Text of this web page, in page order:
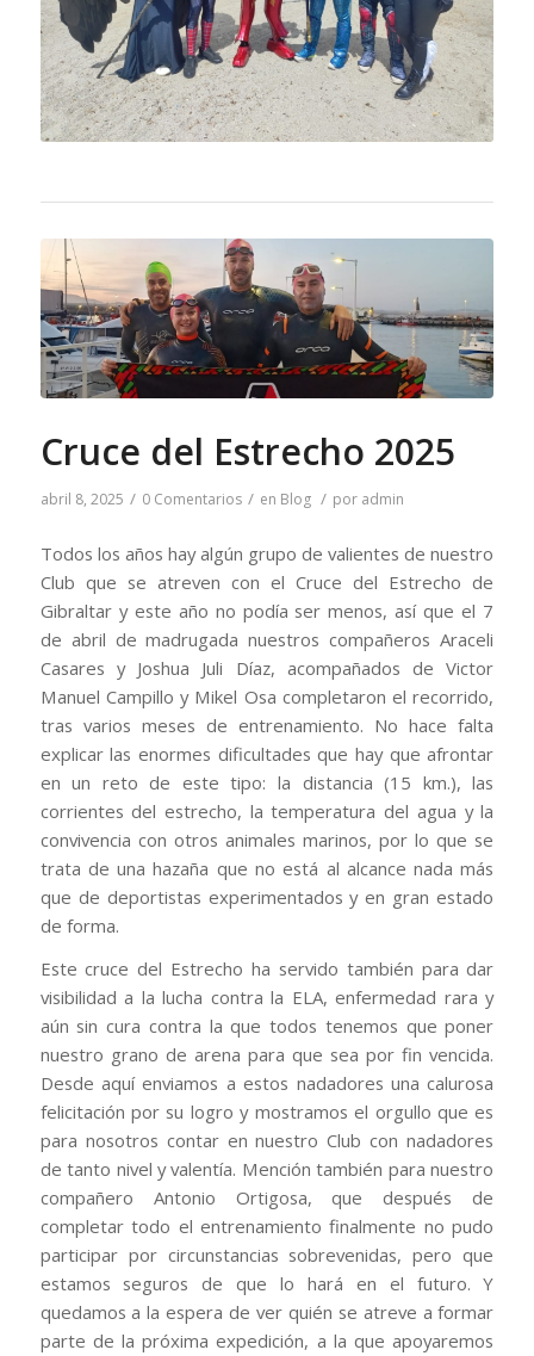
Cruce del Estrecho 2025
abril 8, 2025 / 0 Comentarios / en Blog / por admin
Todos los años hay algún grupo de valientes de nuestro
Club que se atreven con el Cruce del Estrecho de
Gibraltar y este año no podía ser menos, así que el 7
de abril de madrugada nuestros compañeros Araceli
Casares y Joshua Juli Díaz, acompañados de Victor
Manuel Campillo y Mikel Osa completaron el recorrido,
tras varios meses de entrenamiento. No hace falta
explicar las enormes dificultades que hay que afrontar
en un reto de este tipo: la distancia (15 km.), las
corrientes del estrecho, la temperatura del agua y la
convivencia con otros animales marinos, por lo que se
trata de una hazaña que no está al alcance nada más
que de deportistas experimentados y en gran estado
de forma.
Este cruce del Estrecho ha servido también para dar
visibilidad a la lucha contra la ELA, enfermedad rara y
aún sin cura contra la que todos tenemos que poner
nuestro grano de arena para que sea por fin vencida.
Desde aquí enviamos a estos nadadores una calurosa
felicitación por su logro y mostramos el orgullo que es
para nosotros contar en nuestro Club con nadadores
de tanto nivel y valentía. Mención también para nuestro
compañero Antonio Ortigosa, que después de
completar todo el entrenamiento finalmente no pudo
participar por circunstancias sobrevenidas, pero que
estamos seguros de que lo hará en el futuro. Y
quedamos a la espera de ver quién se atreve a formar
parte de la próxima expedición, a la que apoyaremos